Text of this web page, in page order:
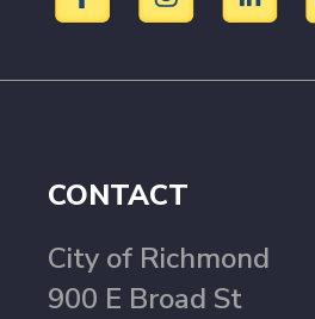
CONTACT
City of Richmond
900 E Broad St